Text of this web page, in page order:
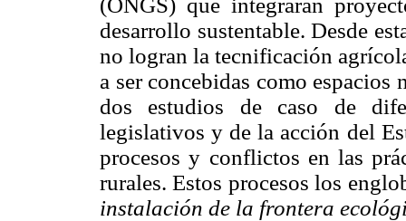
desarrollo sustentable. Desde
no logran la tecnificación
a ser concebidas como espacios
dos estudios de caso de
legislativos y de la acción del
procesos y conflictos en las
rurales. Estos procesos los
instalación de la frontera